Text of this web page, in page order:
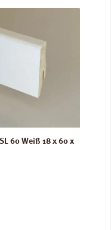
60 Weiß 18 x 60 x